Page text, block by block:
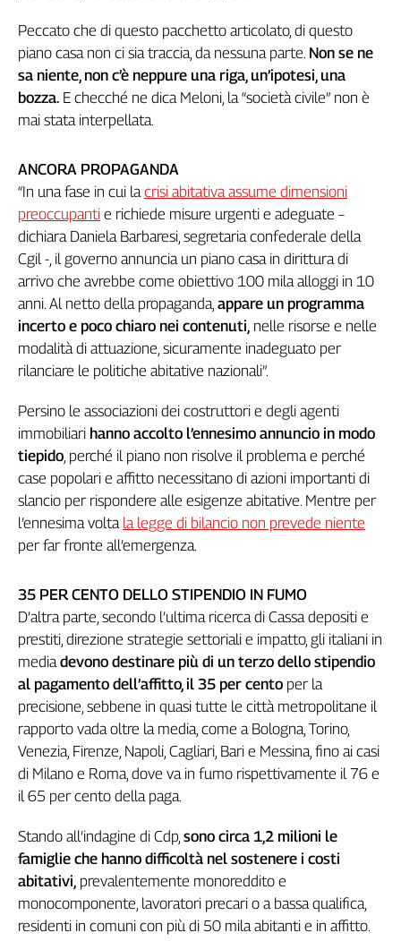
Collettiva
Talk
La
settimana
Collettiva
Il
Sassolino
Linea
Economica
Tech
It
Easy
Inserti
Idea
Diffusa
Le
trasmissioni
tv
Work
in
L'Italia
Lavoro
Territori
Abruzzo-
Molise
Alto
Adige
Basilicata
Calabria
Campania
Romagna
Friuli
Venezia
Giulia
Lazio
Peccato che di questo pacchetto articolato, di questo
piano casa non ci sia traccia, da nessuna parte. Non se ne
sa niente, non c’è neppure una riga, un’ipotesi, una
bozza. E checché ne dica Meloni, la “società civile” non è
mai stata interpellata.
ANCORA PROPAGANDA
“In una fase in cui lacrisi abitativa assume dimensioni
preoccupanti e richiede misure urgenti e adeguate –
dichiara Daniela Barbaresi, segretaria confederale della
Cgil -, il governo annuncia un piano casa in dirittura di
arrivo che avrebbe come obiettivo 100 mila alloggi in 10
anni. Al netto della propaganda, appare un programma
incerto e poco chiaro nei contenuti, nelle risorse e nelle
modalità di attuazione, sicuramente inadeguato per
rilanciare le politiche abitative nazionali”.
Persino le associazioni dei costruttori e degli agenti
immobiliari hanno accolto l’ennesimo annuncio in modo
tiepido, perché il piano non risolve il problema e perché
case popolari e affitto necessitano di azioni importanti di
slancio per rispondere alle esigenze abitative. Mentre per
l’ennesima volta la legge di bilancio non prevede niente
per far fronte all’emergenza.
35 PER CENTO DELLO STIPENDIO IN FUMO
D’altra parte, secondo l’ultima ricerca di Cassa depositi e
prestiti, direzione strategie settoriali e impatto, gli italiani in
mediadevono destinare più di un terzo dello stipendio
al pagamento dell’affitto, il 35 per cento per la
precisione, sebbene in quasi tutte le città metropolitane il
rapporto vada oltre la media, come a Bologna, Torino,
Venezia, Firenze, Napoli, Cagliari, Bari e Messina, fino ai casi
di Milano e Roma, dove va in fumo rispettivamente il 76 e
il 65 per cento della paga.
Stando all’indagine di Cdp, sono circa 1,2 milioni le
famiglie che hanno difficoltà nel sostenere i costi
abitativi, prevalentemente monoreddito e
monocomponente, lavoratori precari o a bassa qualifica,
residenti in comuni con più di 50 mila abitanti e in affitto.